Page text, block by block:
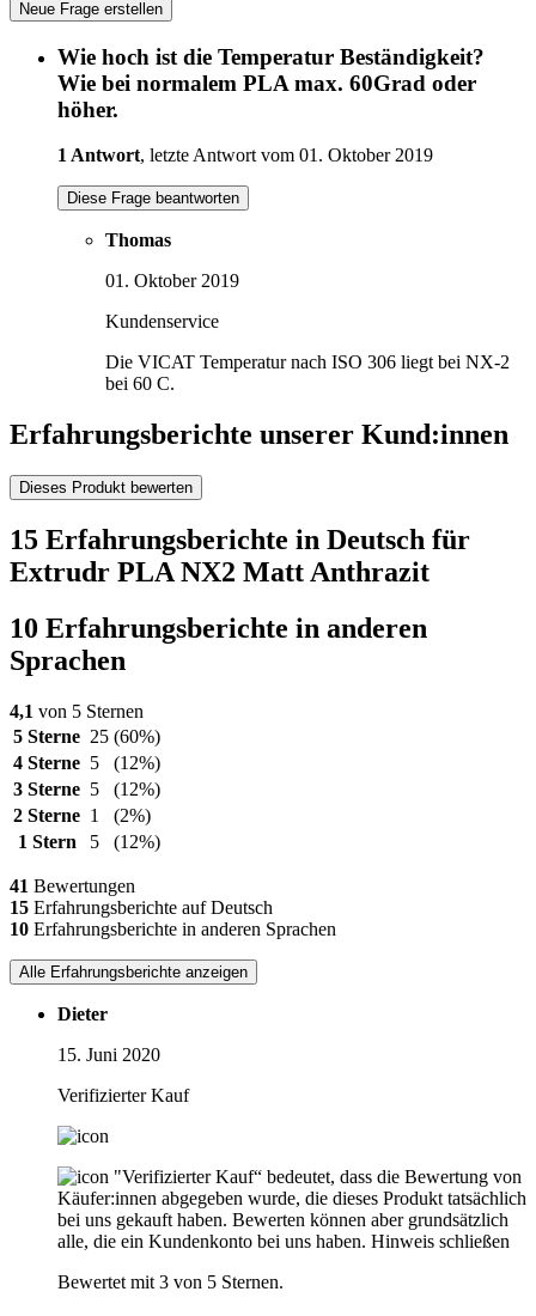
Neue Frage erstellen
Wie hoch ist die Temperatur Beständigkeit?
Wie bei normalem PLA max. 60Grad oder
höher.
1 Antwort, letzte Antwort vom 01. Oktober 2019
Diese Frage beantworten
Thomas
01. Oktober 2019
Kundenservice
Die VICAT Temperatur nach ISO 306 liegt bei NX-2
bei 60 C.
Erfahrungsberichte unserer Kund:innen
Dieses Produkt bewerten
15 Erfahrungsberichte in Deutsch für
Extrudr PLA NX2 Matt Anthrazit
10 Erfahrungsberichte in anderen
Sprachen
4,1 von 5 Sternen
5 Sterne 25 (60%)
4 Sterne 5
(12%)
3 Sterne 5
(12%)
2 Sterne 1
(2%)
1 Stern
5 (12%)
41 Bewertungen
15 Erfahrungsberichte auf Deutsch
10 Erfahrungsberichte in anderen Sprachen
Alle Erfahrungsberichte anzeigen
Dieter
15. Juni 2020
Verifizierter Kauf
"Verifizierter Kauf“ bedeutet, dass die Bewertung von
Käufer:innen abgegeben wurde, die dieses Produkt tatsächlich
bei uns gekauft haben. Bewerten können aber grundsätzlich
alle, die ein Kundenkonto bei uns haben. Hinweis schließen
Bewertet mit 3 von 5 Sternen.